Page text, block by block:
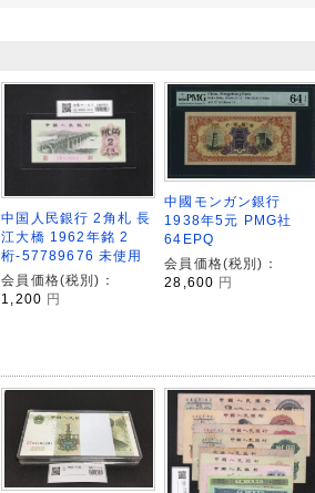
中国人民銀行 2角札 長
江大橋 1962年銘 2
桁-57789676 未使用
会員価格(税別)：
1,200 円
中國モンガン銀行
1938年5元 PMG社
64EPQ
会員価格(税別)：
28,600 円